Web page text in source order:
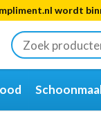
wordt
Zoeken
naar: